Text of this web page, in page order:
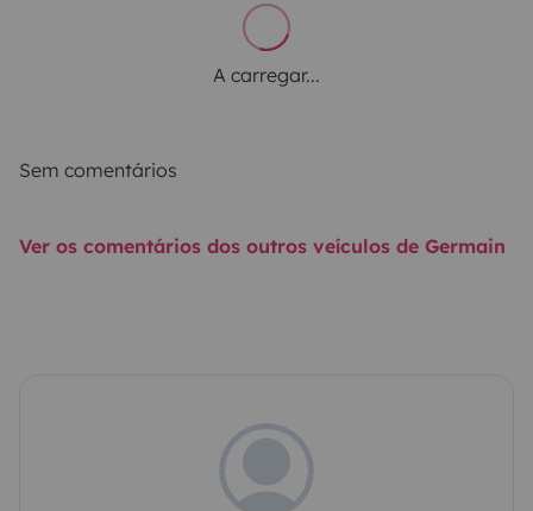
A carregar...
Sem comentários
Ver os comentários dos outros veículos de Germain